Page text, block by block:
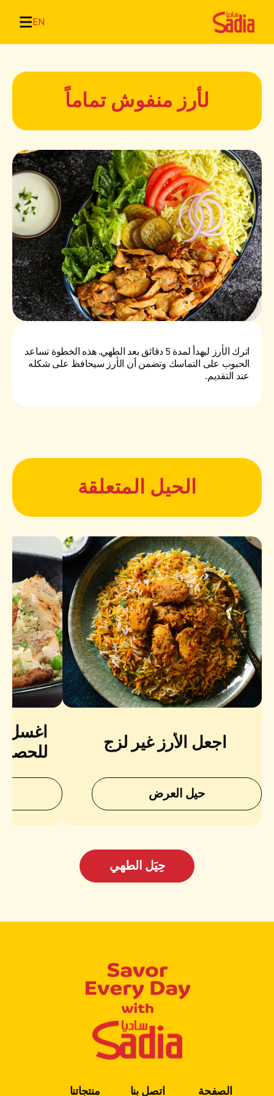
EN
لأرز منفوش تماماً
اترك الأرز ليهدأ لمدة 5 دقائق بعد الطهي. هذه الخطوة تساعد
الحبوب على التماسك وتضمن أن الأرز سيحافظ على شكله
عند التقديم.
الحيل المتعلقة
اجعل الأرز غير لزج
حيل العرض
اغسل
حِيَل الطهي
الصفحة اتصل بنا منتجاتنا